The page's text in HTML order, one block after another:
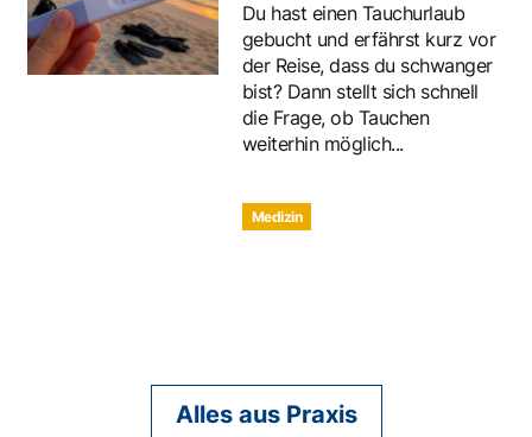
Du hast einen Tauchurlaub
gebucht und erfährst kurz vor
der Reise, dass du schwanger
bist? Dann stellt sich schnell
die Frage, ob Tauchen
weiterhin möglich...
Medizin
Alles aus Praxis